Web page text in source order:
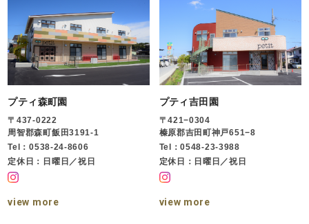
プティ森町園
〒437-0222
周智郡森町飯田3191-1
Tel：0538-24-8606
定休日：日曜日／祝日
view more
プティ吉田園
〒421−0304
榛原郡吉田町神戸651−8
Tel：0548-23-3988
定休日：日曜日／祝日
view more